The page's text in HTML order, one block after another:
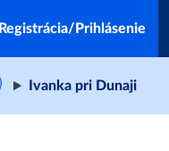
Registrácia/Prihlásenie
Ivanka pri Dunaji